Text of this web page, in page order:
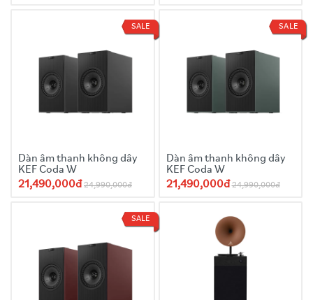
SALE
Dàn âm thanh không dây
KEF Coda W
21,490,000đ 24,990,000đ
SALE
Dàn âm thanh không dây
KEF Coda W
21,490,000đ 24,990,000đ
SALE